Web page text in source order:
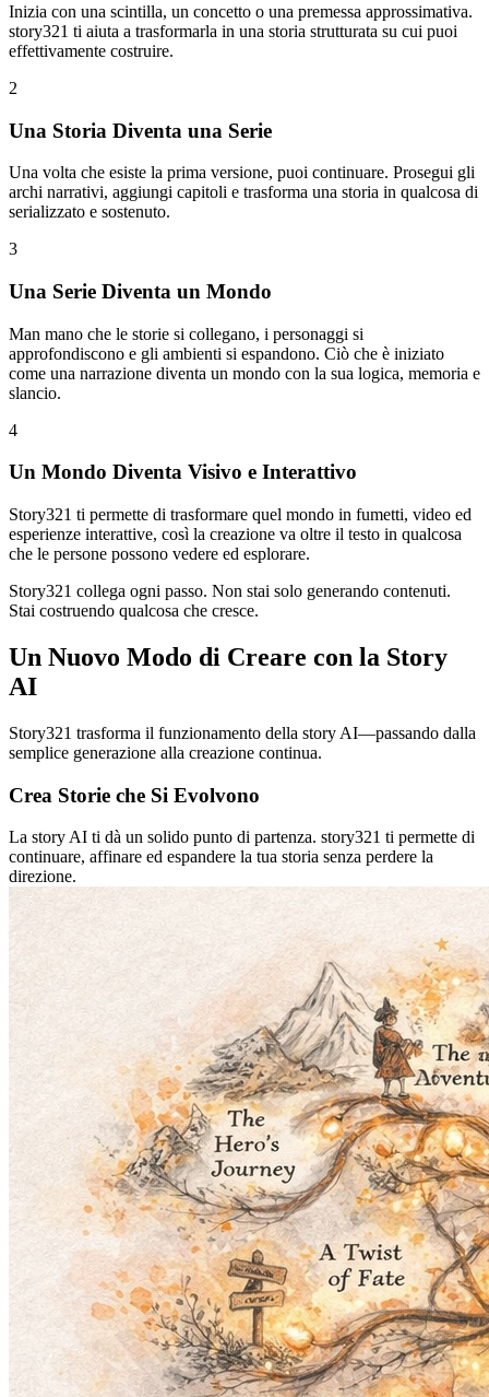
Inizia con una scintilla, un concetto o una premessa approssimativa.
story321 ti aiuta a trasformarla in una storia strutturata su cui puoi
effettivamente costruire.
2
Una Storia Diventa una Serie
Una volta che esiste la prima versione, puoi continuare. Prosegui gli
archi narrativi, aggiungi capitoli e trasforma una storia in qualcosa di
serializzato e sostenuto.
3
Una Serie Diventa un Mondo
Man mano che le storie si collegano, i personaggi si
approfondiscono e gli ambienti si espandono. Ciò che è iniziato
come una narrazione diventa un mondo con la sua logica, memoria e
slancio.
4
Un Mondo Diventa Visivo e Interattivo
Story321 ti permette di trasformare quel mondo in fumetti, video ed
esperienze interattive, così la creazione va oltre il testo in qualcosa
che le persone possono vedere ed esplorare.
Story321 collega ogni passo. Non stai solo generando contenuti.
Stai costruendo qualcosa che cresce.
Un Nuovo Modo di Creare con la Story
AI
Story321 trasforma il funzionamento della story AI—passando dalla
semplice generazione alla creazione continua.
Crea Storie che Si Evolvono
La story AI ti dà un solido punto di partenza. story321 ti permette di
continuare, affinare ed espandere la tua storia senza perdere la
direzione.